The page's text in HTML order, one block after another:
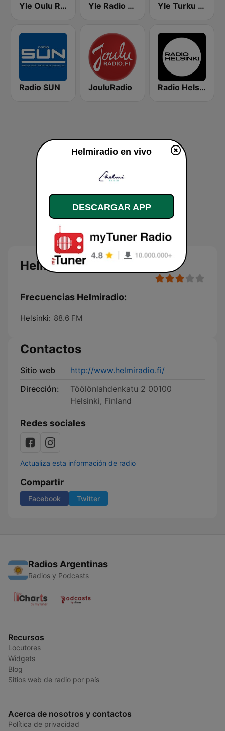
Yle Oulu Radio Yle Radio Häme Yle Turku Radio Suomi
Radio SUN JouluRadio Radio Helsinki
Helmiradio
Frecuencias Helmiradio:
Helsinki: 88.6 FM
Contactos
Sitio web
http://www.helmiradio.fi/
Dirección:
Töölönlahdenkatu 2 00100
Helsinki, Finland
Redes sociales
Actualiza esta información de radio
Compartir
Facebook Twitter
Radios Argentinas
Radios y Podcasts
Recursos
Locutores
Widgets
Blog
Sitios web de radio por país
Acerca de nosotros y contactos
Política de privacidad
Helmiradio en vivo
DESCARGAR APP